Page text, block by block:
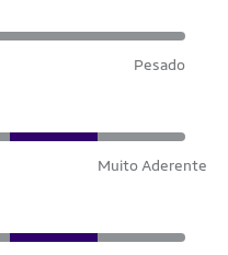
Pesado
Muito Aderente